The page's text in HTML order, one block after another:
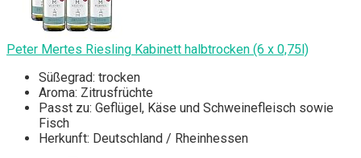
Peter Mertes Riesling Kabinett halbtrocken (6 x 0,75l)
Süßegrad: trocken
Aroma: Zitrusfrüchte
Passt zu: Geflügel, Käse und Schweinefleisch sowie
Fisch
Herkunft: Deutschland / Rheinhessen